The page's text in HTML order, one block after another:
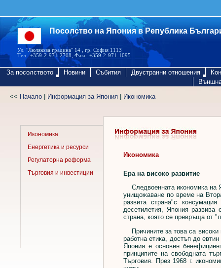
Посолство на Япония в Република
Ул. "Люлякова градина" 14 , гр. София 1113
Тел.: +359-2-971-2708; Факс: +359-2-971-1095
За посолството Новини Събития Двустранни отношения
<< Начало Информация за Япония Икономика
Икономика
Енергетика и ресурси
Регулаторна реформа
Търговия и инвестиции
Икономика
Ера на високо развитие
Следвоенната икономика на
унищожаване по време на
развита страна"с
десетилетия, Япония
страна, която се превръща от
Причините за това са високи
работна етика, достъп до
Япония е основен
принципите на свободната
Търговия. През 1968 г.